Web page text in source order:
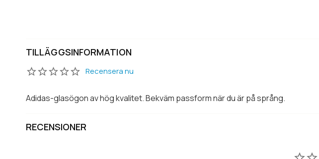
TILLÄGGSINFORMATION
Recensera nu
Adidas-glasögon av hög kvalitet. Bekväm passform när du är på språng.
RECENSIONER